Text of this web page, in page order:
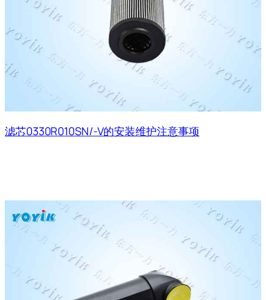
滤芯0330R010SN/-V的安装维护注意事项